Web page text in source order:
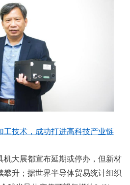
工技术，成功打进高科技产业链
机大展都宣布延期或停办，但新材
攀升；据世界半导体贸易统计组织